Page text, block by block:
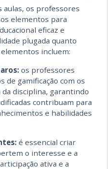
aulas, os professores
elementos para
eficaz e
plugada quanto
incluem:
os professores
de gamificação com os
disciplina, garantindo
contribuam para
e habilidades
é essencial criar
o interesse e a
ativa e a